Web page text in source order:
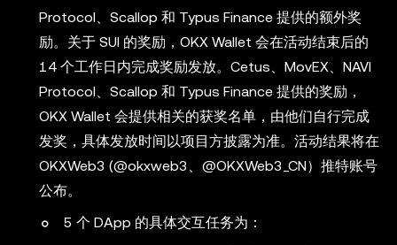
Protocol、Scallop 和 Typus Finance 提供的额外奖
励。关于 SUI 的奖励，OKX Wallet 会在活动结束后的
14 个工作日内完成奖励发放。Cetus、MovEX、NAVI
Protocol、Scallop 和 Typus Finance 提供的奖励，
OKX Wallet 会提供相关的获奖名单，由他们自行完成
发奖，具体发放时间以项目方披露为准。活动结果将在
OKXWeb3 (@okxweb3、@OKXWeb3_CN）推特账号
公布。
5 个 DApp 的具体交互任务为：